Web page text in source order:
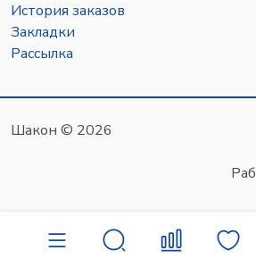
История заказов
Закладки
Рассылка
Шакон © 2026